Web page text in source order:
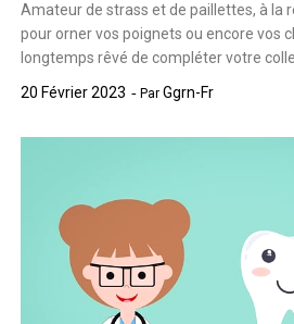
Amateur de strass et de paillettes, à la
pour orner vos poignets ou encore vos
longtemps rêvé de compléter votre
20 Février 2023
ParGgrn-Fr